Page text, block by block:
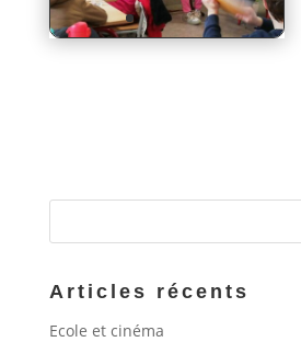
Articles récents
Ecole et cinéma